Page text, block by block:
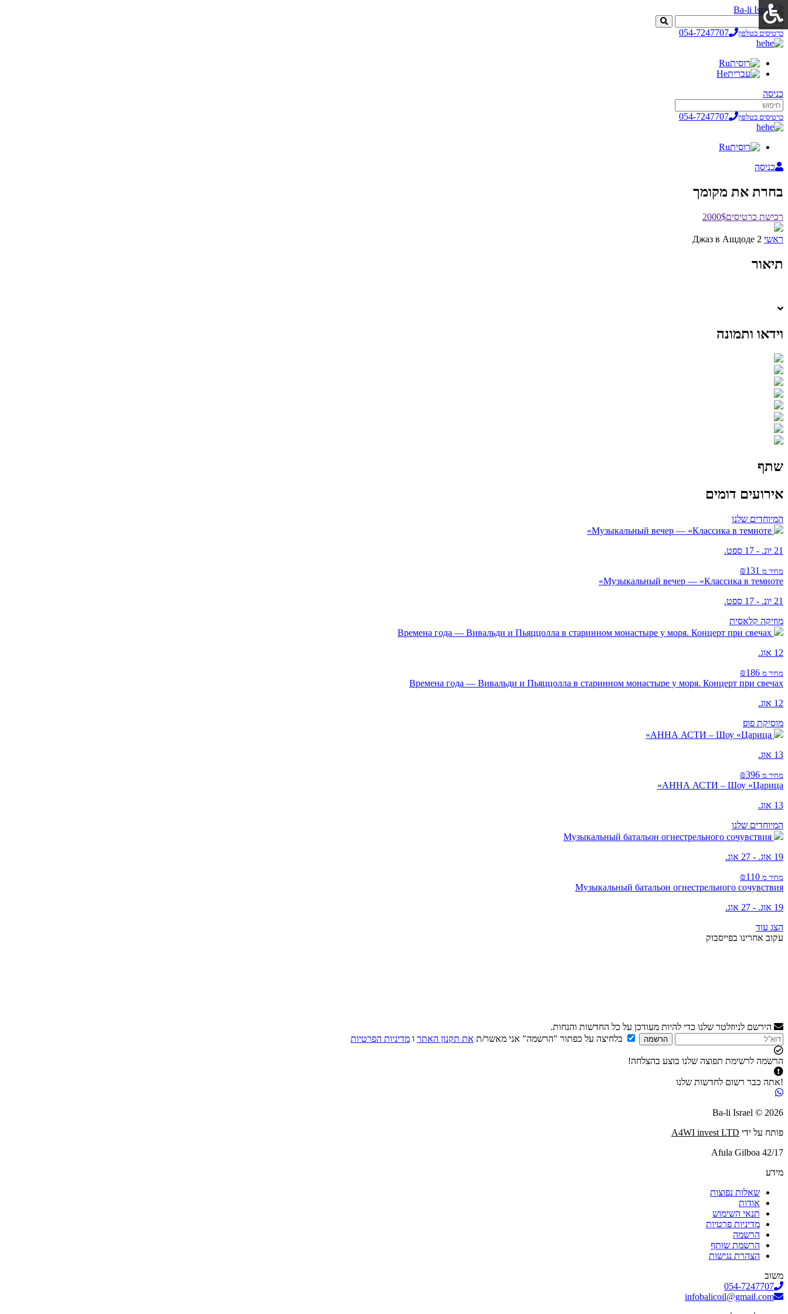
כרטיסים בטלפון
054-7247707
he
Ru
He
כניסה
כרטיסים בטלפון
054-7247707
he
Ru
כניסה
בחרת את מקומך
רכישת כרטיסים2000$
ראשי Джаз в Ашдоде 2
תיאור
וידאו ותמונה
שתף
אירועים דומים
המיוחדים שלנו
Музыкальный вечер — «Классика в темноте»
21 יונ. - 17 ספט.
מחיר מ
Музыкальный вечер — «Классика в темноте»
21 יונ. - 17 ספט.
מוזיקה קלאסית
Времена года — Вивальди и Пьяццолла в старинном монастыре у моря. Концерт при свечах
12 אוג.
מחיר מ
Времена года — Вивальди и Пьяццолла в старинном монастыре у моря. Концерт при свечах
12 אוג.
מוסיקת פופ
АННА АСТИ – Шоу «Царица»
13 אוג.
מחיר מ
АННА АСТИ – Шоу «Царица»
13 אוג.
המיוחדים שלנו
Музыкальный батальон огнестрельного сочувствия
19 אוג. - 27 אוג.
מחיר מ
Музыкальный батальон огнестрельного сочувствия
19 אוג. - 27 אוג.
הצג עוד
עקוב אחרינו בפייסבוק
הירשם לניוזלטר שלנו כדי להיות מעודכן על כל החדשות והנחות.
הרשמה בלחיצה על כפתור "הרשמה" אני מאשר/ת את תקנון האתר ו מדיניות הפרטיות
הרשמה לרשימת תפוצה שלנו בוצע בהצלחה!
!אתה כבר רשום לחדשות שלנו
2026 © Ba-li Israel
פותח על ידי A4WI invest LTD
Afula Gilboa 42/17
מידע
שאלות נפוצות
אודות
תנאי השימוש
מדיניות פרטיות
הרשמה
הרשמת שותף
הצהרת נגישות
משוב
054-7247707
infobalicoil@gmail.com